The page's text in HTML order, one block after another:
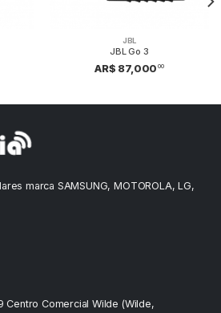
JBL
JBL Go 3
AR$ 87,000 00
marca SAMSUNG, MOTOROLA, LG,
Centro Comercial Wilde (Wilde,